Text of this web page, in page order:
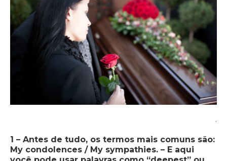
.
1 – Antes de tudo, os termos mais comuns são:
My condolences / My sympathies. – E aqui